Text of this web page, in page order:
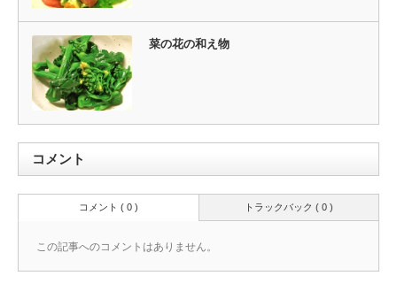
菜の花の和え物
コメント
トラックバック ( 0 )
コメント ( 0 )
この記事へのコメントはありません。